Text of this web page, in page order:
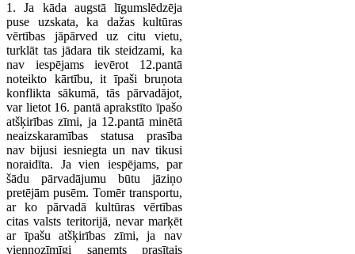
1. Ja kāda augstā līgumslēdzēja
puse uzskata, ka dažas kultūras
vērtības jāpārved uz citu vietu,
turklāt tas jādara tik steidzami, ka
nav iespējams ievērot 12.pantā
noteikto kārtību, it īpaši bruņota
konflikta sākumā, tās pārvadājot,
var lietot 16. pantā aprakstīto īpašo
atšķirības zīmi, ja 12.pantā minētā
neaizskaramības statusa prasība
nav bijusi iesniegta un nav tikusi
noraidīta. Ja vien iespējams, par
šādu pārvadājumu būtu jāziņo
pretējām pusēm. Tomēr transportu,
ar ko pārvadā kultūras vērtības
citas valsts teritorijā, nevar marķēt
ar īpašu atšķirības zīmi, ja nav
viennozīmīgi saņemts prasītais